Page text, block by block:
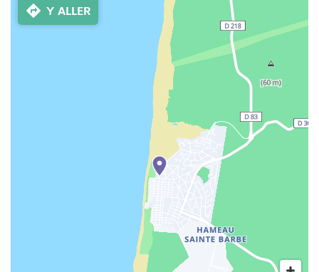
Y ALLER